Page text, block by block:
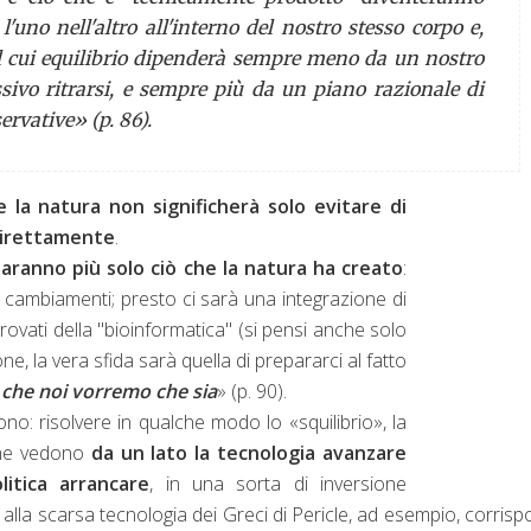
nell'altro all'interno del nostro stesso corpo e,
equilibrio dipenderà sempre meno da un nostro
ritrarsi, e sempre più da un piano razionale di
(p. 86).
la natura non significherà solo evitare di
.
più solo ciò che la natura ha creato:
presto ci sarà una integrazione di
della "bioinformatica" (si pensi anche solo
la vera sfida sarà quella di prepararci al fatto
noi vorremo che sia» (p. 90).
risolvere in qualche modo lo «squilibrio», la
vedono da un lato la tecnologia avanzare
arrancare, in una sorta di inversione
scarsa tecnologia dei Greci di Pericle, ad esempio,